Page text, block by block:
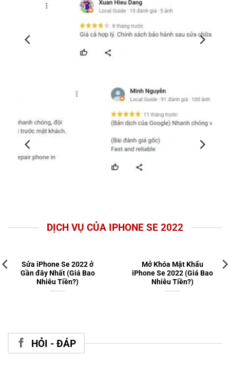
DỊCH VỤ CỦA IPHONE SE 2022
Sửa iPhone Se 2022 ở
Gần đây Nhất (Giá Bao
Nhiêu Tiền?)
Mở Khóa Mật Khẩu
iPhone Se 2022 (Giá Bao
Nhiêu Tiền?)
HỎI - ĐÁP